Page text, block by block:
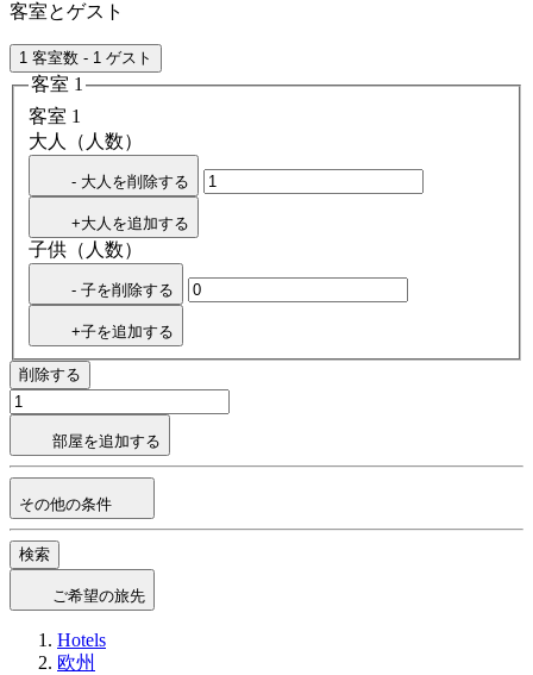
客室とゲスト
1 客室数 - 1 ゲスト
客室 1
客室 1
大人（人数）
- 大人を削除する
+大人を追加する
子供（人数）
- 子を削除する
+子を追加する
削除する
部屋を追加する
その他の条件
検索
ご希望の旅先
Hotels
欧州